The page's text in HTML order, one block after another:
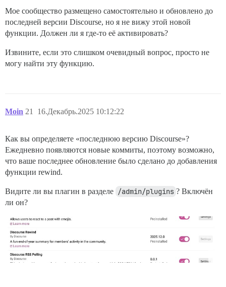
Мое сообщество размещено самостоятельно и обновлено до
последней версии Discourse, но я не вижу этой новой
функции. Должен ли я где-то её активировать?
Извините, если это слишком очевидный вопрос, просто не
могу найти эту функцию.
Moin 16.Декабрь.2025 10:12:22
21
Как вы определяете «последнюю версию Discourse»?
Ежедневно появляются новые коммиты, поэтому возможно,
что ваше последнее обновление было сделано до добавления
функции rewind.
Видите ли вы плагин в разделе /admin/plugins ? Включён
ли он?